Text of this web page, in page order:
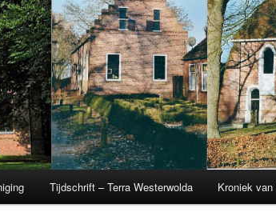
Tijdschrift – Terra Westerwolda Kroniek